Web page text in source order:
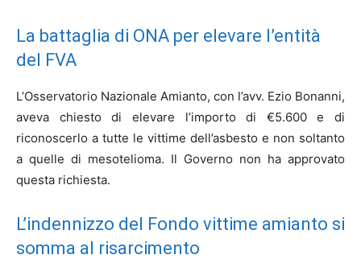
La battaglia di ONA per elevare l’entità
del FVA
L’Osservatorio Nazionale Amianto, con l’avv. Ezio Bonanni,
aveva chiesto di elevare l’importo di €5.600 e di
riconoscerlo a tutte le vittime dell’asbesto e non soltanto
a quelle di mesotelioma. Il Governo non ha approvato
questa richiesta.
L’indennizzo del Fondo vittime amianto si
somma al risarcimento